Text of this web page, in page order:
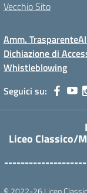
Vecchio Sito
Amm. Trasparente
Dichiazione di
Whistleblowing
Seguici su:
Liceo Classico/